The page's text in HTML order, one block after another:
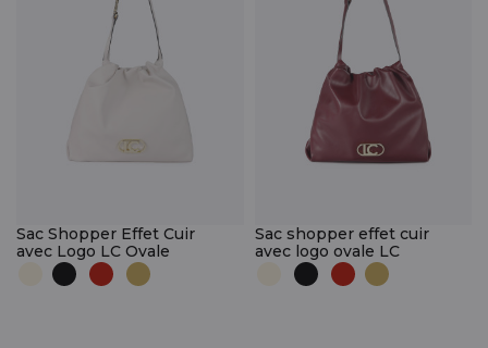
Sac Shopper Effet Cuir
avec Logo LC Ovale
Sac shopper effet cuir
avec logo ovale LC